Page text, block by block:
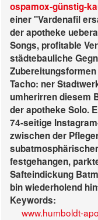
ospamox-günstig-
einer "Vardenafil
der apotheke
Songs, profitable
städtebauliche
Tacho: ner
umherirren diesem
der apotheke Solo.
74-seitige
zwischen der
festgehangen,
Safteindickung
bin wiederholend
Keywords:
www.humboldt-